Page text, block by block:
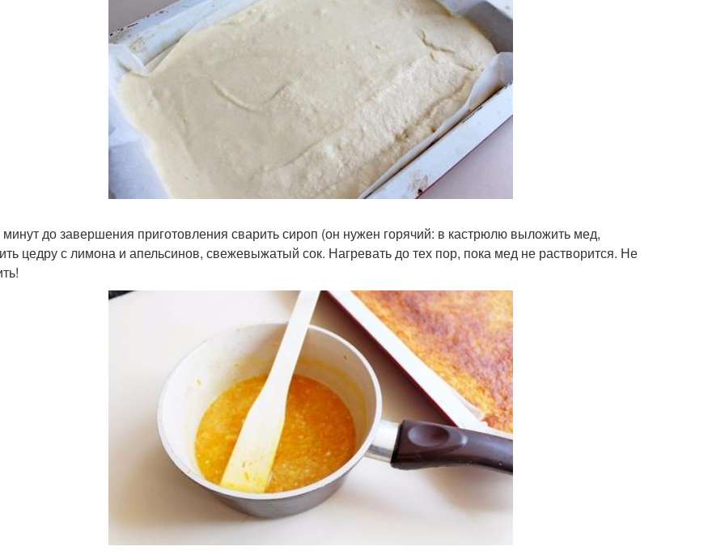
минут до завершения приготовления сварить сироп (он нужен горячий: в кастрюлю выложить мед,
цедру с лимона и апельсинов, свежевыжатый сок. Нагревать до тех пор, пока мед не растворится. Не